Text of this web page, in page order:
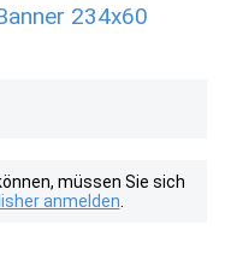
234x60
müssen Sie sich
anmelden